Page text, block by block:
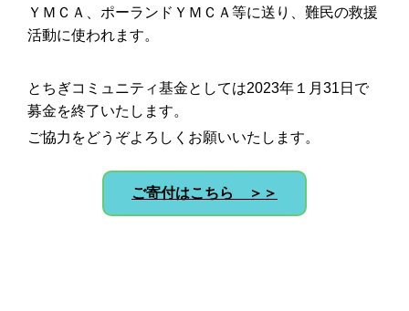
ＹＭＣＡ、ポーランドＹＭＣＡ等に送り、難民の救援
活動に使われます。
とちぎコミュニティ基金としては2023年１月31日で
募金を終了いたします。
ご協力をどうぞよろしくお願いいたします。
ご寄付はこちら ＞＞